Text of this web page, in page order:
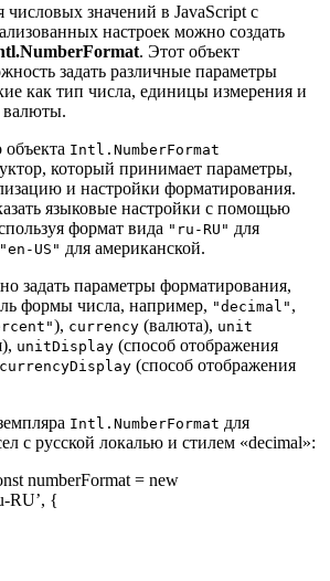
значений в JavaScript с
настроек можно создать
. Этот объект
задать различные параметры
как тип числа, единицы измерения и
валюты.
Intl.NumberFormat
который принимает параметры,
и настройки форматирования.
языковые настройки с помощью
формат вида "ru-RU" для
"en-US" для американской.
задать параметры форматирования,
формы числа, например, "decimal" ,
), currency (валюта), unit
unitDisplay (способ отображения
currencyDisplay (способ отображения
Intl.NumberFormat для
с русской локалью и стилем «decimal»:
numberFormat = new
RU’, {